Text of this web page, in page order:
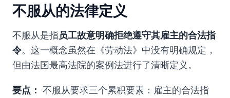
不服从的法律定义
不服从是指员工故意明确拒绝遵守其雇主的合法指
令。这一概念虽然在《劳动法》中没有明确规定，
但由法国最高法院的案例法进行了清晰定义。
要点： 不服从要求三个累积要素：雇主的合法指